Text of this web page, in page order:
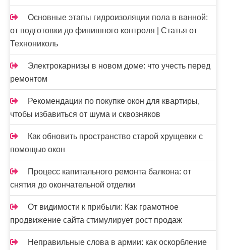
Основные этапы гидроизоляции пола в ванной:
от подготовки до финишного контроля | Статья от
Технониколь
Электрокарнизы в новом доме: что учесть перед
ремонтом
Рекомендации по покупке окон для квартиры,
чтобы избавиться от шума и сквозняков
Как обновить пространство старой хрущевки с
помощью окон
Процесс капитального ремонта балкона: от
снятия до окончательной отделки
От видимости к прибыли: Как грамотное
продвижение сайта стимулирует рост продаж
Неправильные слова в армии: как оскорбление